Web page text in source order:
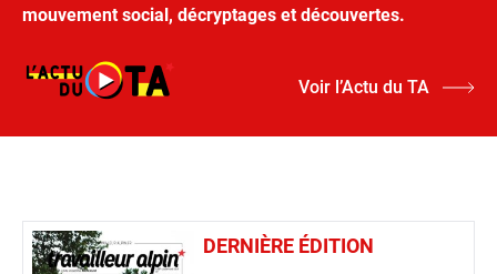
mouvement social, décryptages et découvertes.
Voir l’Actu du TA
DERNIÈRE ÉDITION